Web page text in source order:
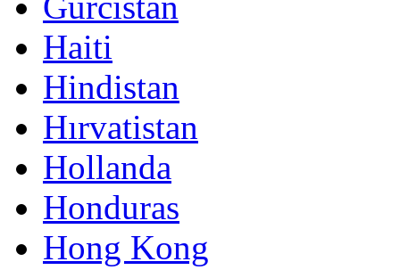
Haiti
Hindistan
Hırvatistan
Hollanda
Honduras
Hong Kong